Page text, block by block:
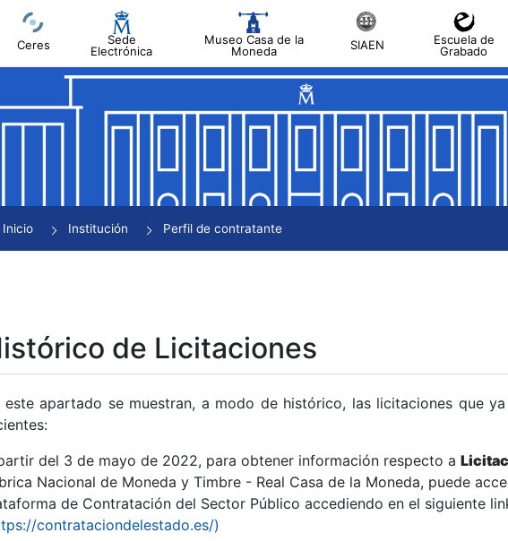
Ceres
Sede
Electrónica
Museo Casa de la
Moneda
SIAEN
Escuela de
Grabado
Mostrar/Ocultar
Mostrar/Ocultar
Mostrar/Ocultar
Mostrar/Ocultar
Mostrar/Ocultar
Inicio Institución Perfil de contratante
de Licitaciones
este apartado se muestran, a modo de histórico, las licitaciones que
del 3 de mayo de 2022, para obtener información respecto a
Nacional de Moneda y Timbre - Real Casa de la Moneda, puede
de Contratación del Sector Público accediendo en el siguiente
contrataciondelestado.es/)